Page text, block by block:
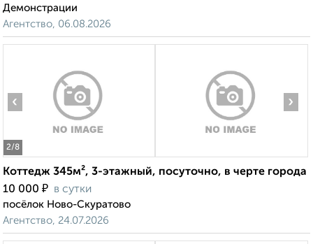
Демонстрации
Агентство, 06.08.2026
2/8
‹ ›
Коттедж 345м², 3-этажный, посуточно, в черте города
10 000 ₽ в сутки
посёлок Ново-Скуратово
Агентство, 24.07.2026